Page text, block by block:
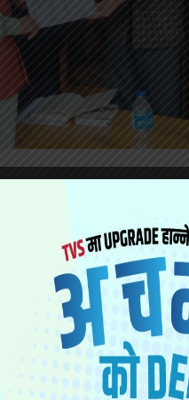
महन्थ ठाकुर विजयी
१६ हजार ३७५ मत पाए ।
१४ हजार ३२५ मत